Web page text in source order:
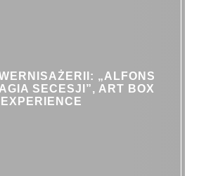
„ALFONS
SECESJI”, ART BOX
EXPERIENCE